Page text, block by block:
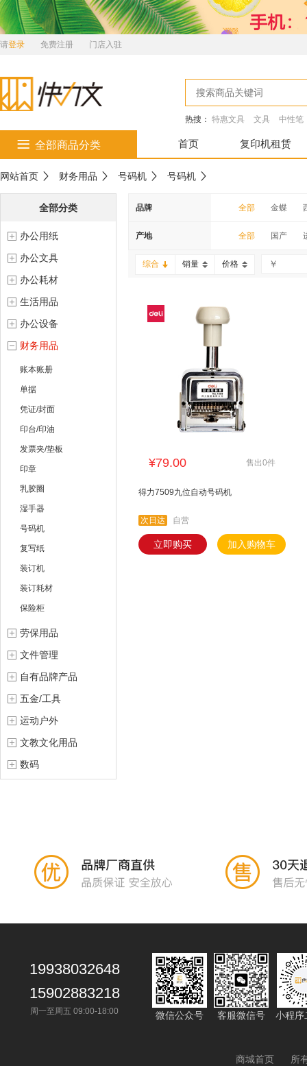
请登录 免费注册 门店入驻
热搜： 特惠文具 文具 中性笔
全部商品分类 首页 复印机租赁
网站首页 财务用品 号码机 号码机
全部分类
办公用纸
办公文具
办公耗材
生活用品
办公设备
财务用品
账本账册
单据
凭证/封面
印台/印油
发票夹/垫板
印章
乳胶圈
湿手器
号码机
复写纸
装订机
装订耗材
保险柜
劳保用品
文件管理
自有品牌产品
五金/工具
运动户外
文教文化用品
数码
品牌 全部 金蝶
上海 金隆兴
产地 全部 国产
综合 销量 价格
¥79.00 售出0件
得力7509九位自动号码机
次日达 自营
立即购买 加入购物车
19938032648
15902883218
周一至周五 09:00-18:00 微信公众号 客服微信号 小程序
商城首页
所